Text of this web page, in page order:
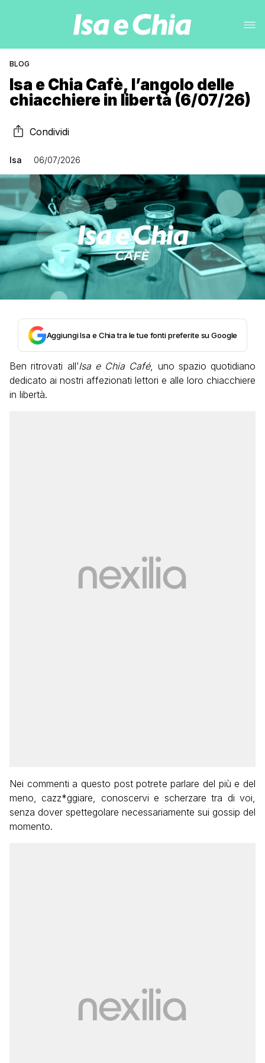
BLOG
Isa e Chia Cafè, l’angolo delle
chiacchiere in libertà (6/07/26)
Condividi
Isa 06/07/2026
Aggiungi Isa e Chia tra le tue fonti preferite su Google
Ben ritrovati all’Isa e Chia Café, uno spazio quotidiano
dedicato ai nostri affezionati lettori e alle loro chiacchiere
in libertà.
Nei commenti a questo post potrete parlare del più e del
meno, cazz*ggiare, conoscervi e scherzare tra di voi,
senza dover spettegolare necessariamente sui gossip del
momento.